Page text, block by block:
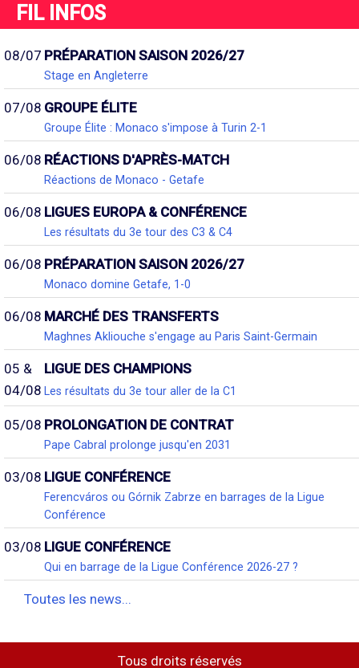
FIL INFOS
08/07 PRÉPARATION SAISON 2026/27
Stage en Angleterre
07/08 GROUPE ÉLITE
Groupe Élite : Monaco s'impose à Turin 2-1
06/08 RÉACTIONS D'APRÈS-MATCH
Réactions de Monaco - Getafe
06/08 LIGUES EUROPA & CONFÉRENCE
Les résultats du 3e tour des C3 & C4
06/08 PRÉPARATION SAISON 2026/27
Monaco domine Getafe, 1-0
06/08 MARCHÉ DES TRANSFERTS
Maghnes Akliouche s'engage au Paris Saint-Germain
05 &
04/08
LIGUE DES CHAMPIONS
Les résultats du 3e tour aller de la C1
05/08 PROLONGATION DE CONTRAT
Pape Cabral prolonge jusqu'en 2031
03/08 LIGUE CONFÉRENCE
Ferencváros ou Górnik Zabrze en barrages de la Ligue
Conférence
03/08 LIGUE CONFÉRENCE
Qui en barrage de la Ligue Conférence 2026-27 ?
Toutes les news...
Tous droits réservés